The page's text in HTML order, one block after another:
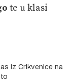
te u klasi
iz Crikvenice na